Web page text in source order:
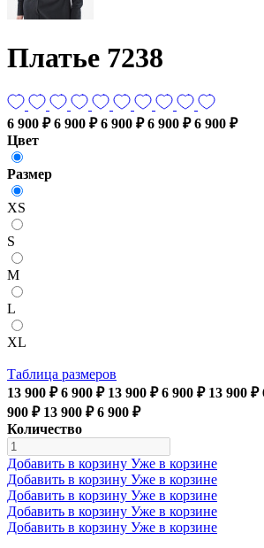
Платье 7238
6 900 ₽ 6 900 ₽ 6 900 ₽ 6 900 ₽ 6 900 ₽
Цвет
Размер
XS
S
M
L
XL
Таблица размеров
13 900 ₽ 6 900 ₽ 13 900 ₽ 6 900 ₽ 13 900 ₽
900 ₽ 13 900 ₽ 6 900 ₽
Количество
Добавить в корзину Уже в корзине
Добавить в корзину Уже в корзине
Добавить в корзину Уже в корзине
Добавить в корзину Уже в корзине
Добавить в корзину Уже в корзине